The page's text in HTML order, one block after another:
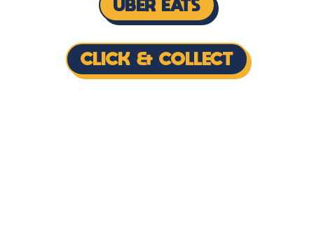
UBER EATS
CLICK & COLLECT